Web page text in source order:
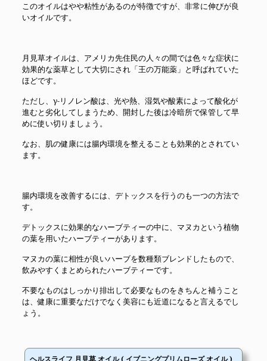
このオイルはやや粘性があるのが特徴ですが、非常に伸びが良
いオイルです。
月見草オイルは、アメリカ先住民の人々の間では色々な症状に
効果的な薬草として大切にされ「王の万能薬」と呼ばれていた
ほどです。
ただし、γ-リノレン酸は、光や熱、湿気や酸素によって酸化が
進むと劣化してしまうため、開封した後は冷暗所で保管して早
めに使い切りましょう。
なお、肌の健康には腸内環境を整えることも効果的とされてい
ます。
腸内環境を改善するには、デトックスを行うのも一つの方法で
す。
デトックスに効果的なハーブティーの中に、マヌカという植物
の葉を用いたハーブティーがあります。
マヌカの葉に相性が良いハーブを数種類ブレンドしたもので、
飲みやすくまとめられたハーブティーです。
不要なものはしっかり排出して必要なものをきちんと補うこと
は、健康に重要なだけでなく美容にも近道になると言えるでし
ょう。